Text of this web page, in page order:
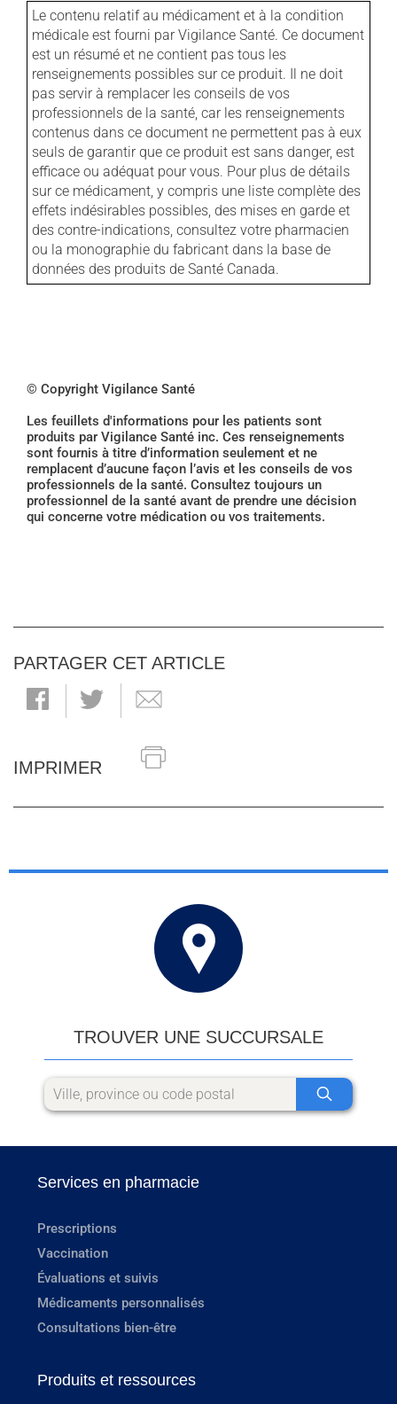
Le contenu relatif au médicament et à la condition
médicale est fourni par Vigilance Santé. Ce document
est un résumé et ne contient pas tous les
renseignements possibles sur ce produit. Il ne doit
pas servir à remplacer les conseils de vos
professionnels de la santé, car les renseignements
contenus dans ce document ne permettent pas à eux
seuls de garantir que ce produit est sans danger, est
efficace ou adéquat pour vous. Pour plus de détails
sur ce médicament, y compris une liste complète des
effets indésirables possibles, des mises en garde et
des contre-indications, consultez votre pharmacien
ou la monographie du fabricant dans la base de
données des produits de Santé Canada.
© Copyright Vigilance Santé
Les feuillets d'informations pour les patients sont
produits par Vigilance Santé inc. Ces renseignements
sont fournis à titre d’information seulement et ne
remplacent d’aucune façon l’avis et les conseils de vos
professionnels de la santé. Consultez toujours un
professionnel de la santé avant de prendre une décision
qui concerne votre médication ou vos traitements.
PARTAGER CET ARTICLE
IMPRIMER
TROUVER UNE SUCCURSALE
Services en pharmacie
Prescriptions
Vaccination
Évaluations et suivis
Médicaments personnalisés
Consultations bien-être
Produits et ressources